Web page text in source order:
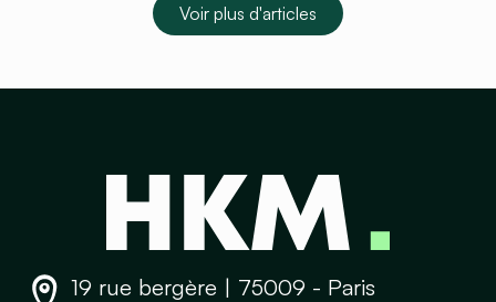
Voir plus d'articles
19 rue bergère | 75009 - Paris